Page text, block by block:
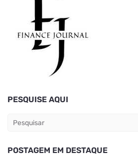
PESQUISE AQUI
POSTAGEM EM DESTAQUE